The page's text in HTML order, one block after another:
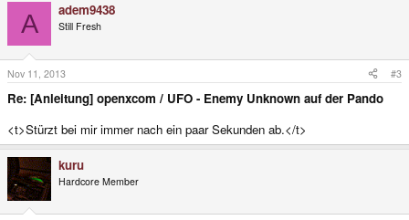
A adem9438
Still Fresh
Nov 11, 2013 #3
Re: [Anleitung] openxcom / UFO - Enemy Unknown auf der Pando
<t>Stürzt bei mir immer nach ein paar Sekunden ab.</t>
kuru
Hardcore Member